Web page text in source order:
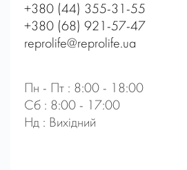
+380 (44) 355-31-55
+380 (68) 921-57-47
reprolife@reprolife.ua
Пн - Пт : 8:00 - 18:00
Сб : 8:00 - 17:00
Нд : Вихідний